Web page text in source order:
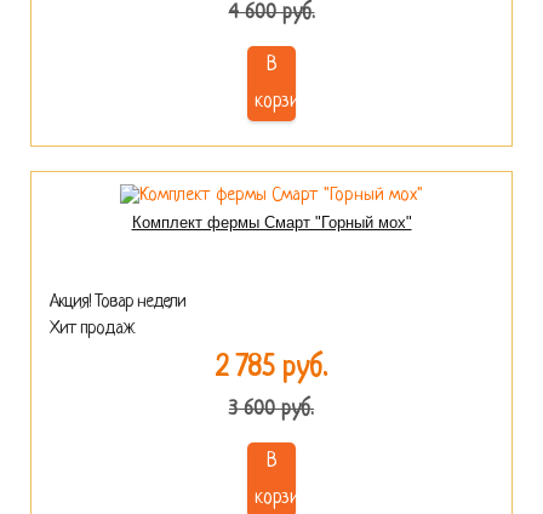
4 600 руб.
В
корзину
Комплект фермы Смарт "Горный мох"
Акция! Товар недели
Хит продаж
2 785 руб.
3 600 руб.
В
корзину